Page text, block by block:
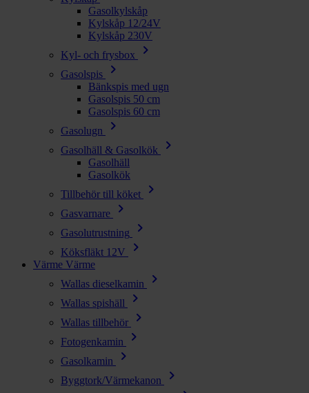
Gasolkylskåp
Kylskåp 12/24V
Kylskåp 230V
Kyl- och frysbox
chevron_right
Gasolspis chevron_right
Bänkspis med ugn
Gasolspis 50 cm
Gasolspis 60 cm
Gasolugn
chevron_right
Gasolhäll & Gasolkök chevron_right
Gasolhäll
Gasolkök
Tillbehör till köket
chevron_right
Gasvarnare chevron_right
Gasolutrustning chevron_right
Köksfläkt 12V chevron_right
Värme Värme
Wallas dieselkamin
chevron_right
Wallas spishäll chevron_right
Wallas tillbehör chevron_right
Fotogenkamin chevron_right
Gasolkamin chevron_right
Byggtork/Värmekanon chevron_right